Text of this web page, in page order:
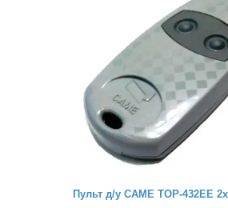
Пульт д/у CAME TOP-432EE